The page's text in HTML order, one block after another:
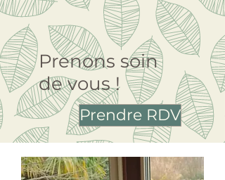
Prenons soin
de vous !
Prendre RDV